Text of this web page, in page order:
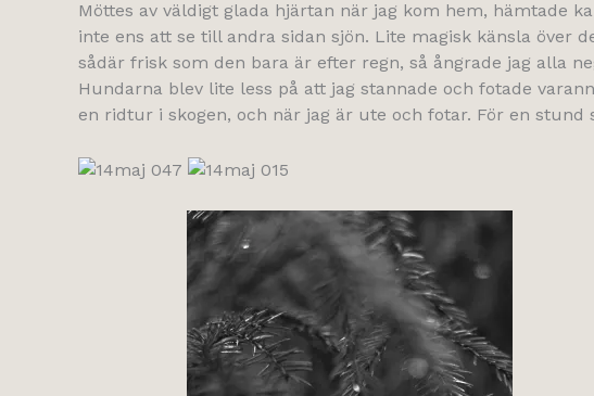
Möttes av väldigt glada hjärtan när jag kom hem, hämtade
inte ens att se till andra sidan sjön. Lite magisk känsla
sådär frisk som den bara är efter regn, så ångrade jag alla
Hundarna blev lite less på att jag stannade och fotade
en ridtur i skogen, och när jag är ute och fotar. För en stund